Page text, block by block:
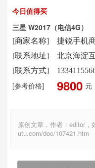
今日值得买
三星 W2017（电信4G）
[商家名称]
捷锐手机
[联系地址]
北京海淀
[联系方式]
[参考价格] 9800 元
原创文章，作者：editor
utu.com/doc/107421.htm